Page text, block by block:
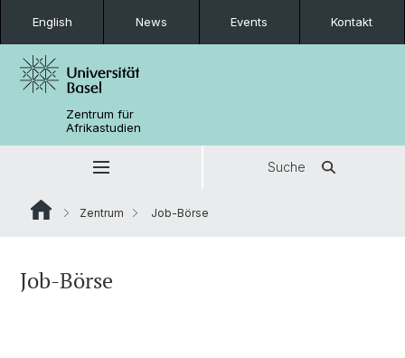
English News Events Kontakt
Zentrum für
Afrikastudien
Suche
Zentrum Job-Börse
Job-Börse